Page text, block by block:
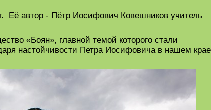
Её автор - Пётр Иосифович Ковешников учитель
«Боян», главной темой которого стали
настойчивости Петра Иосифовича в нашем крае